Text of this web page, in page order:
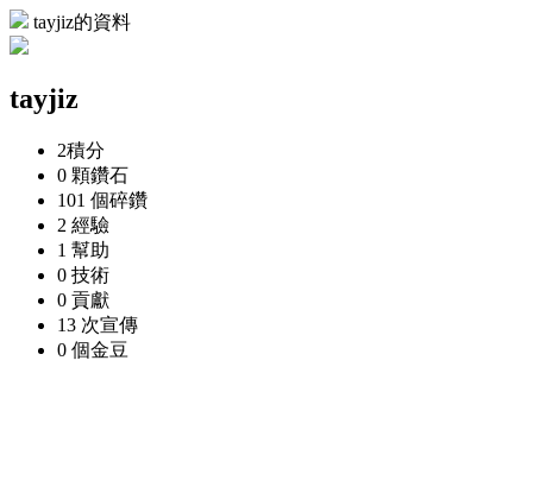
tayjiz的資料
tayjiz
2積分
0 顆鑽石
101 個碎鑽
2 經驗
1 幫助
0 技術
0 貢獻
13 次宣傳
0 個金豆